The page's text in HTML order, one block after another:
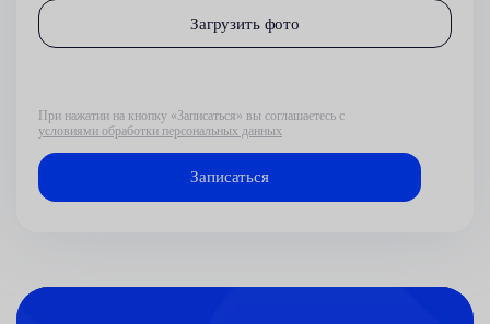
Загрузить фото
При нажатии на кнопку «Записаться» вы соглашаетесь с
условиями обработки персональных данных